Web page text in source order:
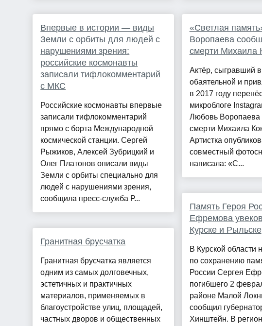
Впервые в истории — виды
Земли с орбиты для людей с
нарушениями зрения:
российские космонавты
записали тифлокомментарий
с МКС
Российские космонавты впервые
записали тифлокомментарий
прямо с борта Международной
космической станции. Сергей
Рыжиков, Алексей Зубрицкий и
Олег Платонов описали виды
Земли с орбиты специально для
людей с нарушениями зрения,
сообщила пресс-служба Р...
Гранитная брусчатка
Гранитная брусчатка является
одним из самых долговечных,
эстетичных и практичных
материалов, применяемых в
благоустройстве улиц, площадей,
частных дворов и общественных
«Светлая
Воропаева
смерти Михаила
Актёр, сыгравший
обаятельной и
в 2017 году
микроблоге
Любовь Воропаева
смерти Михаила
Артистка
совместный
написала: «С...
Память Героя
Ефремова
Курске и Рыльске
В Курской области
по сохранению
России Сергея
погибшего 2
районе Малой
сообщил
Хинштейн. В